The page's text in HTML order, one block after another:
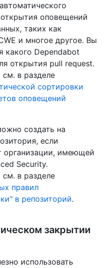
оповещений
таких как
и многое другое. Вы
какого Dependabot
открытия pull request.
в разделе
сортировки
оповещений
создать на
если
организации, имеющей
Security.
в разделе
правил
в репозиторий.
закрытии
использовать